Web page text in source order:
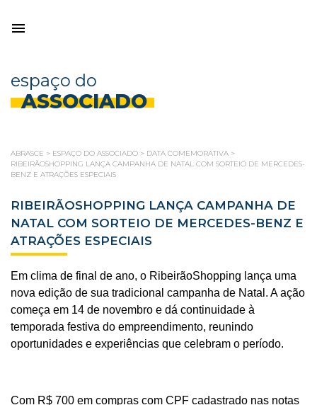
espaço do
ASSOCIADO
ABRASCE > ESPAÇO DO ASSOCIADO > DATA COMEMORATIVA >
RIBEIRÃOSHOPPING LANÇA CAMPANHA DE NATAL COM SORTEIO DE MERCEDES-
BENZ E ATRAÇÕES ESPECIAIS
RIBEIRÃOSHOPPING LANÇA CAMPANHA DE
NATAL COM SORTEIO DE MERCEDES-BENZ E
ATRAÇÕES ESPECIAIS
Em clima de final de ano, o RibeirãoShopping lança uma
nova edição de sua tradicional campanha de Natal. A ação
começa em 14 de novembro e dá continuidade à
temporada festiva do empreendimento, reunindo
oportunidades e experiências que celebram o período.
Com R$ 700 em compras com CPF cadastrado nas notas